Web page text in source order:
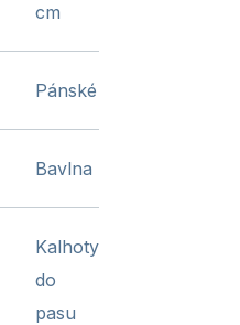
cm
Pánské
Bavlna
Kalhoty
do
pasu